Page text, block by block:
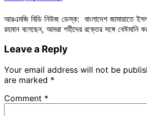
আরএমজি বিডি নিউজ ডেস্ক: বাংলাদেশ জামায়াতে
রহমান বলেছেন, আমরা শহীদের রক্তের সঙ্গে বেঈমানি
Leave a Reply
Your email address will not be
are marked *
Comment *